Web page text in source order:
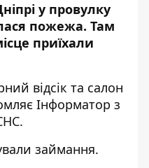
у провулку
пожежа. Там
приїхали
відсік та салон
Інформатор з
.
займання.